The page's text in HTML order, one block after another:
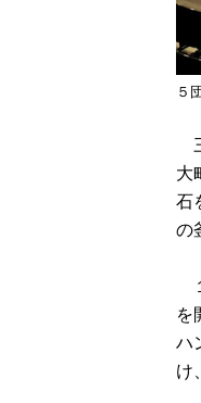
５
大
石
の
を
ハ
け